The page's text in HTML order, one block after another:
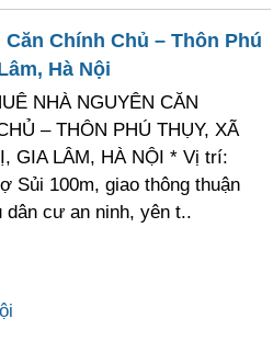
Chính Chủ – Thôn Phú
Hà Nội
NHÀ NGUYÊN CĂN
– THÔN PHÚ THỤY, XÃ
GIA LÂM, HÀ NỘI * Vị trí:
Sủi 100m, giao thông thuận
dân cư an ninh, yên t..